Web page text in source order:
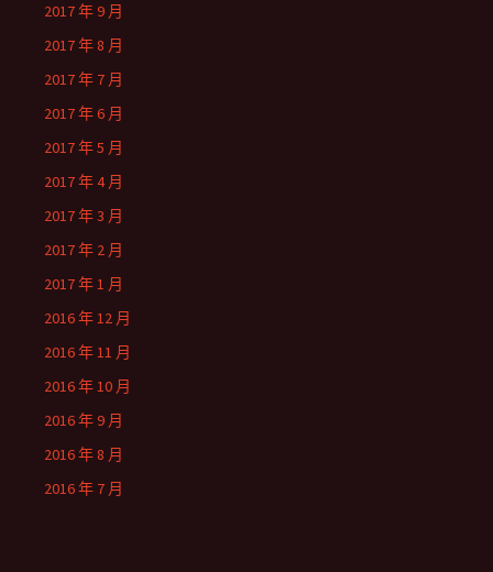
2017 年 9 月
2017 年 8 月
2017 年 7 月
2017 年 6 月
2017 年 5 月
2017 年 4 月
2017 年 3 月
2017 年 2 月
2017 年 1 月
2016 年 12 月
2016 年 11 月
2016 年 10 月
2016 年 9 月
2016 年 8 月
2016 年 7 月